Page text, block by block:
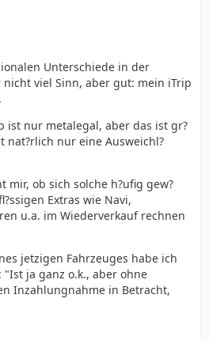
Unterschiede in der
viel Sinn, aber gut: mein iTrip
ist nur metalegal, aber das ist gr?
nat?rlich nur eine Ausweichl?
mir, ob sich solche h?ufig gew?
Extras wie Navi,
u.a. im Wiederverkauf rechnen
jetzigen Fahrzeuges habe ich
"Ist ja ganz o.k., aber ohne
Inzahlungnahme in Betracht,